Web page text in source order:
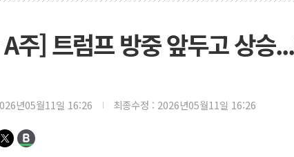
주] 트럼프 방중 앞두고 상승
년05월11일 16:26 최종수정 : 2026년05월11일 16:26